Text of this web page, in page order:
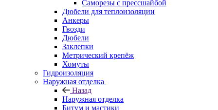
Саморезы с прессшайбой
Дюбели для теплоизоляции
Анкеры
Гвозди
Дюбели
Заклепки
Метрический крепёж
Хомуты
Гидроизоляция
Наружная отделка
Назад
Наружная отделка
Битум и мастики